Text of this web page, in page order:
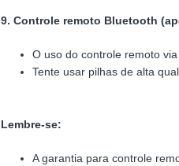
9. Controle remoto Bluetooth
O uso do controle remoto
Tente usar pilhas de alta
Lembre-se:
A garantia para controle